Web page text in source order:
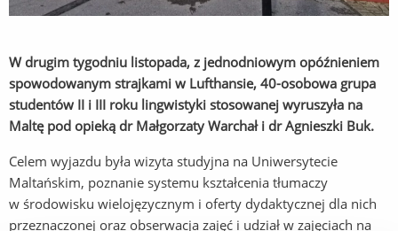
W drugim tygodniu listopada, z jednodniowym opóźnieniem
spowodowanym strajkami w Lufthansie, 40-osobowa grupa
studentów II i III roku lingwistyki stosowanej wyruszyła na
Maltę pod opieką dr Małgorzaty Warchał i dr Agnieszki Buk.
Celem wyjazdu była wizyta studyjna na Uniwersytecie
Maltańskim, poznanie systemu kształcenia tłumaczy
w środowisku wielojęzycznym i oferty dydaktycznej dla nich
przeznaczonej oraz obserwacja zajęć i udział w zajęciach na